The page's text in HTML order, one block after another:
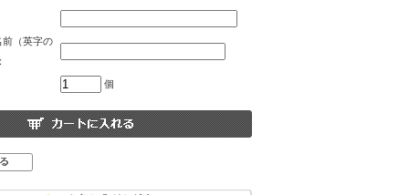
（英字の
個